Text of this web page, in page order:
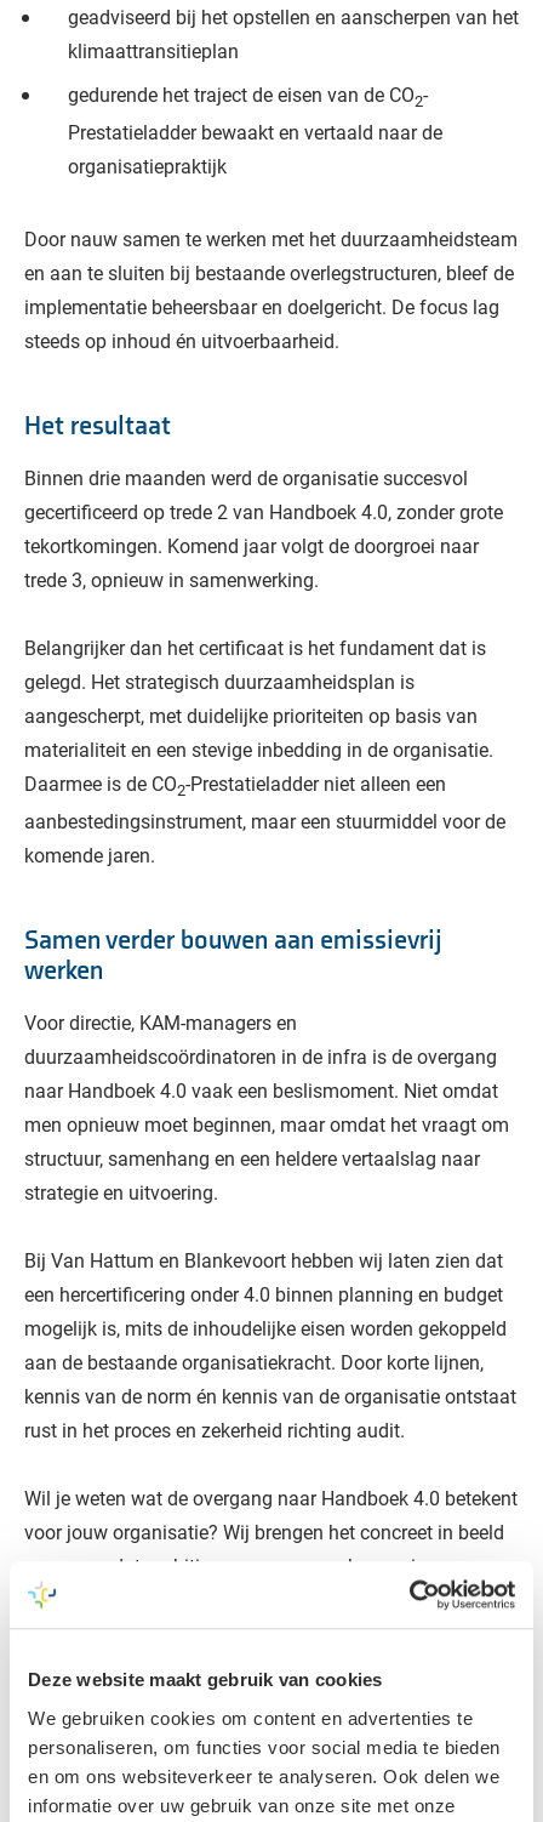
Deze website maakt gebruik van cookies
We gebruiken cookies om content en advertenties te
personaliseren, om functies voor social media te bieden
en om ons websiteverkeer te analyseren. Ook delen we
informatie over uw gebruik van onze site met onze
geadviseerd bij het opstellen en aanscherpen van het
klimaattransitieplan
gedurende het traject de eisen van de CO2-
Prestatieladder bewaakt en vertaald naar de
organisatiepraktijk
Door nauw samen te werken met het duurzaamheidsteam
en aan te sluiten bij bestaande overlegstructuren, bleef de
implementatie beheersbaar en doelgericht. De focus lag
steeds op inhoud én uitvoerbaarheid.
Het resultaat
Binnen drie maanden werd de organisatie succesvol
gecertificeerd op trede 2 van Handboek 4.0, zonder grote
tekortkomingen. Komend jaar volgt de doorgroei naar
trede 3, opnieuw in samenwerking.
Belangrijker dan het certificaat is het fundament dat is
gelegd. Het strategisch duurzaamheidsplan is
aangescherpt, met duidelijke prioriteiten op basis van
materialiteit en een stevige inbedding in de organisatie.
Daarmee is de CO2-Prestatieladder niet alleen een
aanbestedingsinstrument, maar een stuurmiddel voor de
komende jaren.
Samen verder bouwen aan emissievrij
werken
Voor directie, KAM-managers en
duurzaamheidscoördinatoren in de infra is de overgang
naar Handboek 4.0 vaak een beslismoment. Niet omdat
men opnieuw moet beginnen, maar omdat het vraagt om
structuur, samenhang en een heldere vertaalslag naar
strategie en uitvoering.
Bij Van Hattum en Blankevoort hebben wij laten zien dat
een hercertificering onder 4.0 binnen planning en budget
mogelijk is, mits de inhoudelijke eisen worden gekoppeld
aan de bestaande organisatiekracht. Door korte lijnen,
kennis van de norm én kennis van de organisatie ontstaat
rust in het proces en zekerheid richting audit.
Wil je weten wat de overgang naar Handboek 4.0 betekent
voor jouw organisatie? Wij brengen het concreet in beeld
en zorgen dat ambitie en norm samenkomen in een
uitvoerbare aanpak.
vernieuwingsopgave
Deel dit project